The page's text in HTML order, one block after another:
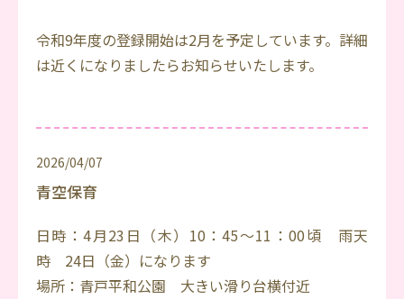
令和9年度の登録開始は2月を予定しています。詳細
は近くになりましたらお知らせいたします。
2026/04/07
青空保育
日時：4月23日（木）10：45～11：00頃 雨天
時 24日（金）になります
場所：青戸平和公園 大きい滑り台横付近